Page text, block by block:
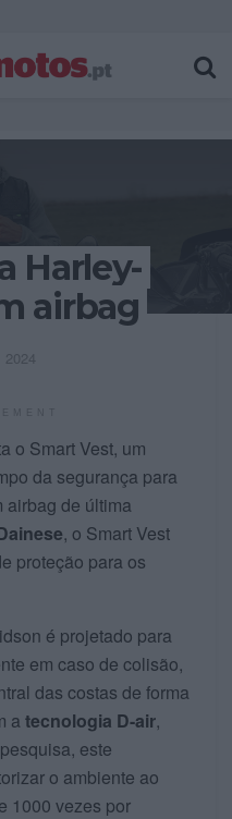
Harley-
airbag
2024
o Smart Vest, um
da segurança para
airbag de última
, o Smart Vest
proteção para os
é projetado para
em caso de colisão,
das costas de forma
a tecnologia D-air,
este
o ambiente ao
1000 vezes por